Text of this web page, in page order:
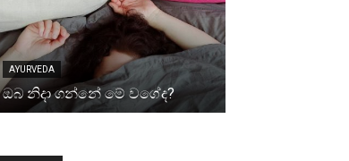
AYURVEDA
ඔබ නිදා ගන්නේ මේ වගේද?